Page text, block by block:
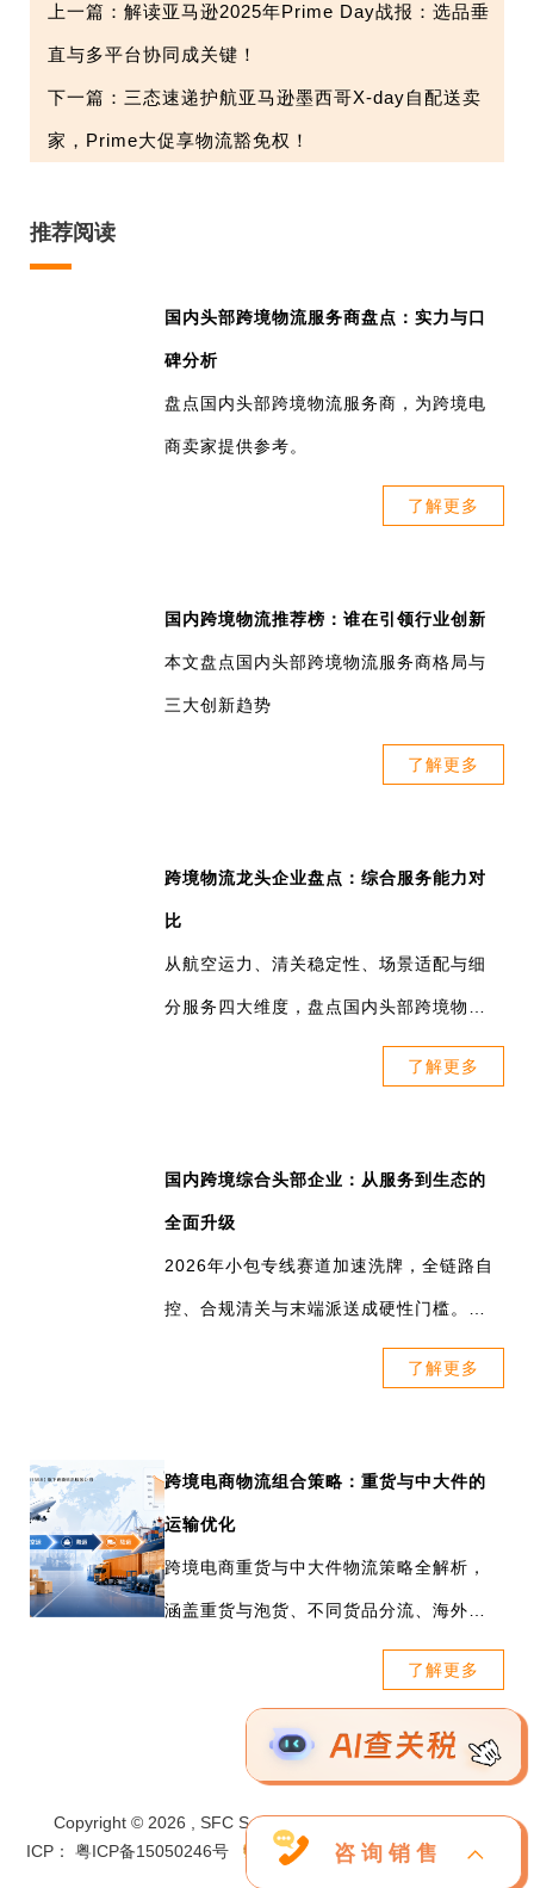
上一篇：解读亚马逊2025年Prime Day战报：选品垂
直与多平台协同成关键！
下一篇：三态速递护航亚马逊墨西哥X-day自配送卖
家，Prime大促享物流豁免权！
推荐阅读
国内头部跨境物流服务商盘点：实力与口
碑分析
盘点国内头部跨境物流服务商，为跨境电
商卖家提供参考。
了解更多
国内跨境物流推荐榜：谁在引领行业创新
本文盘点国内头部跨境物流服务商格局与
三大创新趋势
了解更多
跨境物流龙头企业盘点：综合服务能力对
比
从航空运力、清关稳定性、场景适配与细
分服务四大维度，盘点国内头部跨境物流
企业，对比核心优势与适用场景，为跨境
电商卖家提供专业可落地的物流选型参
了解更多
国内跨境综合头部企业：从服务到生态的
全面升级
2026年小包专线赛道加速洗牌，全链路自
控、合规清关与末端派送成硬性门槛。行
业从价格转向能力竞争，头部企业升级综
合生态，决定卖家履约稳定。
了解更多
跨境电商物流组合策略：重货与中大件的
运输优化
跨境电商重货与中大件物流策略全解析，
涵盖重货与泡货、不同货品分流、海外仓
备货等方式。三态速递为不同类型的重货
大件产品提供直邮专线服务。
了解更多
公司名称：
咨询销售
Copyright © 2026 , SFC Service Ltd.All Rights Reserved.
ICP： 粤ICP备15050246号
粤公网安备 44030502007091号